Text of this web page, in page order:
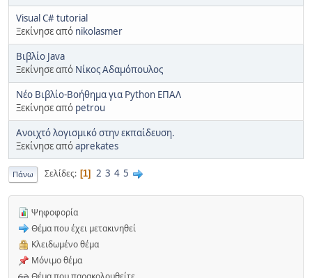
Visual C# tutorial
Ξεκίνησε από nikolasmer
Βιβλίο Java
Ξεκίνησε από Νίκος Αδαμόπουλος
Νέο Βιβλίο-Βοήθημα για Python ΕΠΑΛ
Ξεκίνησε από petrou
Ανοιχτό λογισμικό στην εκπαίδευση.
Ξεκίνησε απόaprekates
Πάνω Σελίδες 1 2 3 4 5
Ψηφοφορία
Θέμα που έχει μετακινηθεί
Κλειδωμένο θέμα
Μόνιμο θέμα